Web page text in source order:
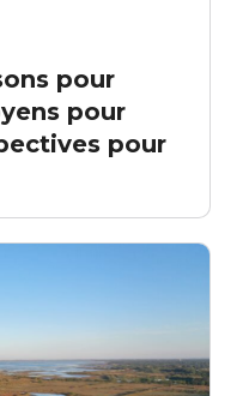
pour
pour
pour